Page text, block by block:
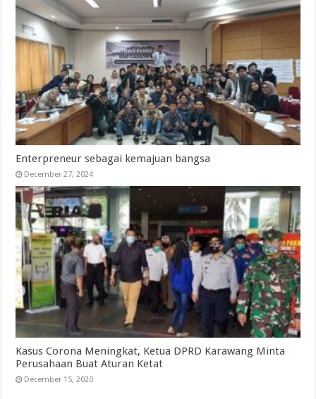
Enterpreneur sebagai kemajuan bangsa
December 27, 2024
Kasus Corona Meningkat, Ketua DPRD Karawang Minta
Perusahaan Buat Aturan Ketat
December 15, 2020